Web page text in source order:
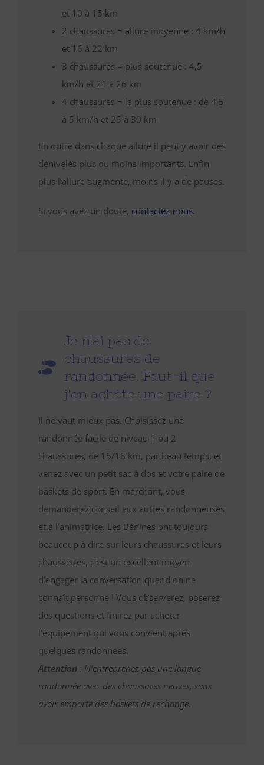
et 10 à 15 km
2 chaussures = allure moyenne : 4 km/h
et 16 à 22 km
3 chaussures = plus soutenue : 4,5
km/h et 21 à 26 km
4 chaussures = la plus soutenue : de 4,5
à 5 km/h et 25 à 30 km
En outre dans chaque allure il peut y avoir des
dénivelés plus ou moins importants. Enfin
plus l’allure augmente, moins il y a de pauses.
Si vous avez un doute, contactez-nous.
Je n'ai pas de
chaussures de
randonnée. Faut-il que
j'en achète une paire ?
Il ne vaut mieux pas. Choisissez une
randonnée facile de niveau 1 ou 2
chaussures, de 15/18 km, par beau temps, et
venez avec un petit sac à dos et votre paire de
baskets de sport. En marchant, vous
demanderez conseil aux autres randonneuses
et à l’animatrice. Les Bénines ont toujours
beaucoup à dire sur leurs chaussures et leurs
chaussettes, c’est un excellent moyen
d’engager la conversation quand on ne
connaît personne ! Vous observerez, poserez
des questions et finirez par acheter
l’équipement qui vous convient après
quelques randonnées.
Attention : N’entreprenez pas une longue
randonnée avec des chaussures neuves, sans
avoir emporté des baskets de rechange.